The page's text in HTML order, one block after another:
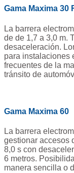
Gama Maxima 30
La barrera
de de 1,7 a 3,0 m.
desaceleración.
para instalaciones
frecuentes de la
tránsito de
Gama Maxima 60
La barrera
gestionar accesos
8,0 s con
6 metros.
manera sencilla o